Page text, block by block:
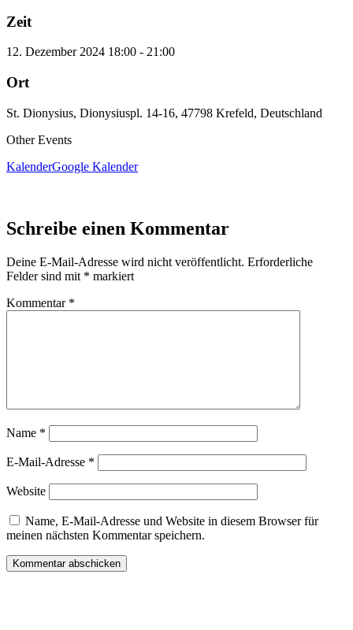
Zeit
12. Dezember 2024 18:00 - 21:00
Ort
St. Dionysius, Dionysiuspl. 14-16, 47798 Krefeld, Deutschland
Other Events
KalenderGoogle Kalender
Schreibe einen Kommentar
Deine E-Mail-Adresse wird nicht veröffentlicht. Erforderliche
Felder sind mit * markiert
Kommentar *
Name *
E-Mail-Adresse *
Website
Name, E-Mail-Adresse und Website in diesem Browser für
meinen nächsten Kommentar speichern.